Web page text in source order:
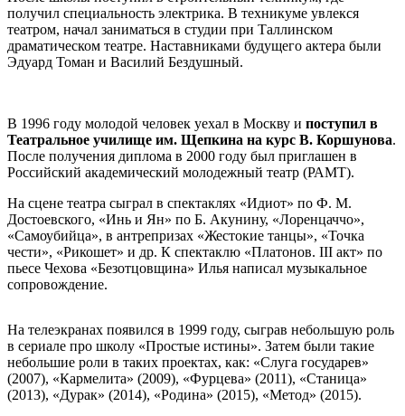
получил специальность электрика. В техникуме увлекся
театром, начал заниматься в студии при Таллинском
драматическом театре. Наставниками будущего актера были
Эдуард Томан и Василий Бездушный.
В 1996 году молодой человек уехал в Москву и поступил в
Театральное училище им. Щепкина на курс В. Коршунова.
После получения диплома в 2000 году был приглашен в
Российский академический молодежный театр (РАМТ).
На сцене театра сыграл в спектаклях «Идиот» по Ф. М.
Достоевского, «Инь и Ян» по Б. Акунину, «Лоренцаччо»,
«Самоубийца», в антрепризах «Жестокие танцы», «Точка
чести», «Рикошет» и др. К спектаклю «Платонов. III акт» по
пьесе Чехова «Безотцовщина» Илья написал музыкальное
сопровождение.
На телеэкранах появился в 1999 году, сыграв небольшую роль
в сериале про школу «Простые истины». Затем были такие
небольшие роли в таких проектах, как: «Слуга государев»
(2007), «Кармелита» (2009), «Фурцева» (2011), «Станица»
(2013), «Дурак» (2014), «Родина» (2015), «Метод» (2015).